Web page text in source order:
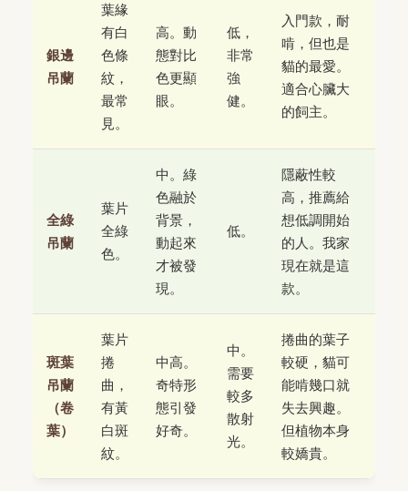
銀邊
吊蘭
葉緣
有白
色條
紋，
最常
見。
高。動
態對比
色更顯
眼。
低，
非常
強
健。
入門款，耐
啃，但也是
貓的最愛。
適合心臟大
的飼主。
全綠
吊蘭
葉片
全綠
色。
中。綠
色融於
背景，
動起來
才被發
現。
低。
隱蔽性較
高，推薦給
想低調開始
的人。我家
現在就是這
款。
斑葉
吊蘭
（卷
葉）
葉片
捲
曲，
有黃
白斑
紋。
中高。
奇特形
態引發
好奇。
中。
需要
較多
散射
光。
捲曲的葉子
較硬，貓可
能啃幾口就
失去興趣。
但植物本身
較嬌貴。